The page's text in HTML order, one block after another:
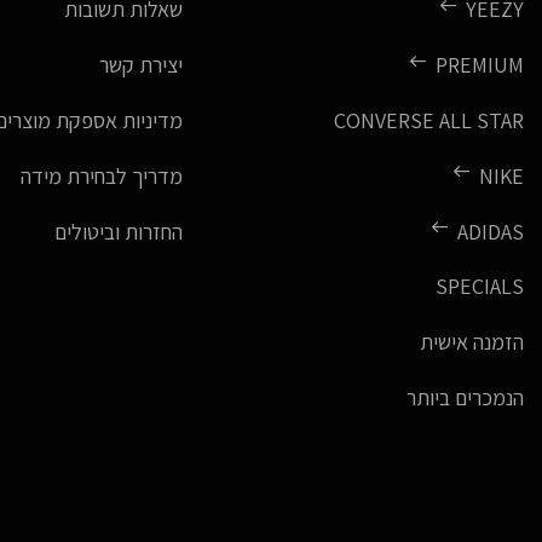
YEEZY
PREMIUM
CONVERSE ALL STAR
NIKE
ADIDAS
SPECIALS
הזמנה אישית
הנמכרים ביותר
שאלות תשובות
יצירת קשר
מדיניות אספקת
מדריך לבחירת מידה
החזרות וביטולים